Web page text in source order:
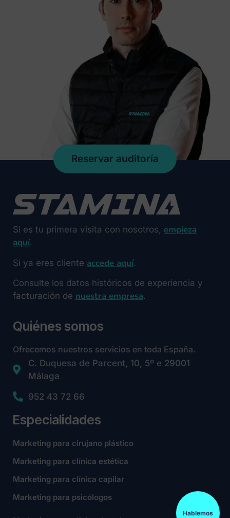
Reservar auditoría
Si es tu primera visita con nosotros, empieza
aquí.
Si ya eres cliente accede aquí.
Consulte los datos históricos de experiencia y
facturación de nuestra empresa.
Quiénes somos
Ofrecemos nuestros servicios en toda España.
C. Duquesa de Parcent, 10, 5º e 29001
Málaga
952 43 72 66
Especialidades
Marketing para cirujano plástico
Marketing para clínica estética
Marketing para clínica capilar
Marketing para psicólogos
Hablemos